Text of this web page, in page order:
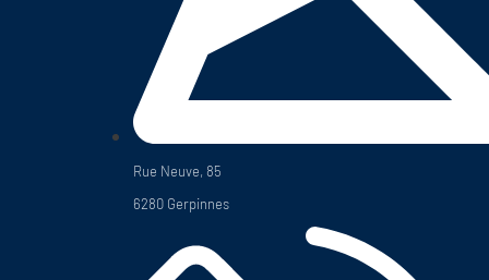
Rue Neuve, 85
6280 Gerpinnes